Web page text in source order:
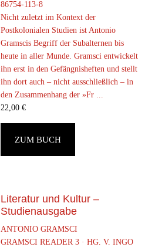
86754-113-8
Nicht zuletzt im Kontext der
Postkolonialen Studien ist Antonio
Gramscis Begriff der Subalternen bis
heute in aller Munde. Gramsci entwickelt
ihn erst in den Gefängnisheften und stellt
ihn dort auch – nicht ausschließlich – in
den Zusammenhang der »Fr ...
22,00€
ZUM BUCH
Literatur und Kultur –
Studienausgabe
ANTONIO GRAMSCI
GRAMSCI READER 3 · HG. V. INGO